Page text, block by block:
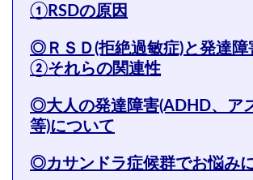
①RSDの原因
◎ＲＳＤ(拒絶過敏症)と発達障
②それらの関連性
◎大人の発達障害(ADHD、ア
等)について
◎カサンドラ症候群でお悩み